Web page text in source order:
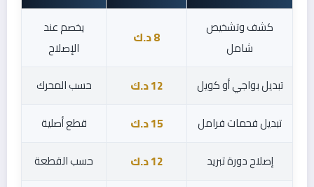
كشف وتشخيص
شامل
8 د.ك
يخصم عند
الإصلاح
تبديل بواجي أو كويل
12 د.ك
حسب المحرك
تبديل فحمات فرامل
15 د.ك
قطع أصلية
إصلاح دورة تبريد
12 د.ك
حسب القطعة